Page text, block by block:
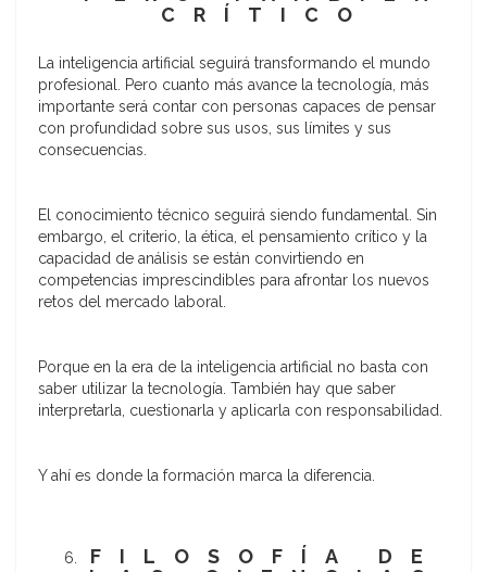
CRÍTICO
La inteligencia artificial seguirá transformando el mundo
profesional. Pero cuanto más avance la tecnología, más
importante será contar con personas capaces de pensar
con profundidad sobre sus usos, sus límites y sus
consecuencias.
El conocimiento técnico seguirá siendo fundamental. Sin
embargo, el criterio, la ética, el pensamiento crítico y la
capacidad de análisis se están convirtiendo en
competencias imprescindibles para afrontar los nuevos
retos del mercado laboral.
Porque en la era de la inteligencia artificial no basta con
saber utilizar la tecnología. También hay que saber
interpretarla, cuestionarla y aplicarla con responsabilidad.
Y ahí es donde la formación marca la diferencia.
FILOSOFÍA DE